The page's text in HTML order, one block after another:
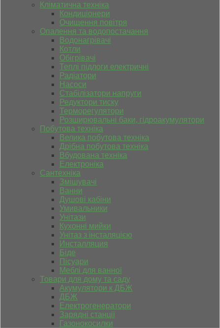
Кліматична техніка
Кондиціонери
Очищення повітря
Опалення та водопостачання
Водонагрівачі
Котли
Обігрівачі
Теплі підлоги електричні
Радіатори
Насоси
Стабілізатори напруги
Редуктори тиску
Терморегулятори
Розширювальні баки, гідроакумулятори
Побутова техніка
Велика побутова техніка
Дрібна побутова техніка
Вбудована техніка
Електроніка
Сантехніка
Змішувачі
Ванни
Душові кабіни
Умивальники
Унітази
Кухонні мийки
Унітаз з інсталяцією
Инсталляция
Біде
Пісуари
Меблі для ванної
Товари для дому та саду
Акумулятори к ДБЖ
ДБЖ
Електрогенератори
Зарядні станції
Газонокосилки